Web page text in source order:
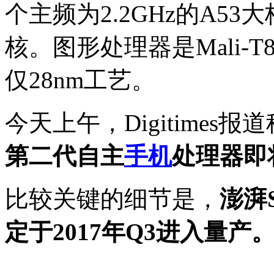
个主频为2.2GHz的A53
核。图形处理器是Mali-
仅28nm工艺。
今天上午，Digitimes报道
第二代自主手机处理器
比较关键的细节是， 澎湃
定于2017年Q3进入量产